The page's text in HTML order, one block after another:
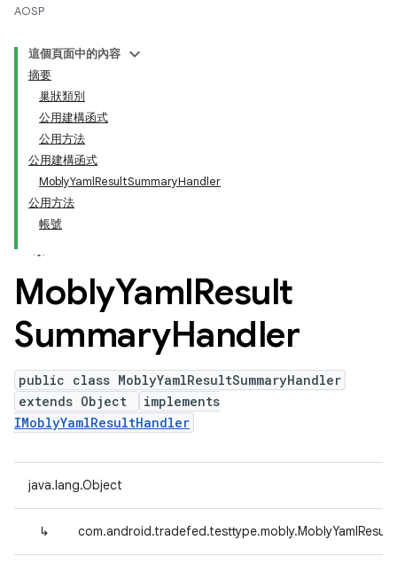
AOSP
這個頁面中的內容
摘要
巢狀類別
公用建構函式
公用方法
公用建構函式
MoblyYamlResultSummaryHandler
公用方法
帳號
MoblyYamlResult
SummaryHandler
public class MoblyYamlResultSummaryHandler
extends Object
implements
IMoblyYamlResultHandler
java.lang.Object
↳